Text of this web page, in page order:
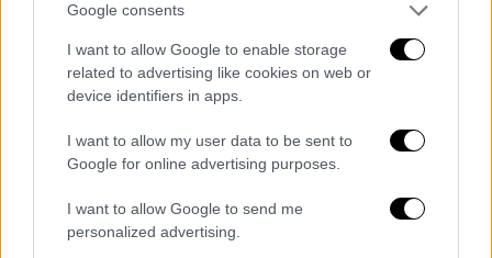
Google consents
I want to allow Google to enable storage
related to advertising like cookies on web or
device identifiers in apps.
I want to allow my user data to be sent to
Google for online advertising purposes.
I want to allow Google to send me
personalized advertising.
Όπως κατήγγειλε η ίδια, ένας υπάλληλος
στάθμευσης την κατηγόρησε πως είχε
αφήσει το όχημά της στο γκαράζ για
εβδομάδες